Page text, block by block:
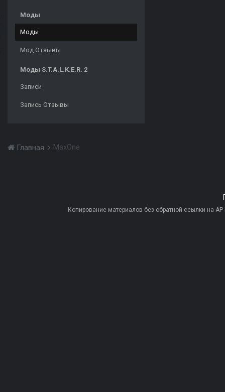
Моды
Моды
Мод Отзывы
Моды S.T.A.L.K.E.R. 2
Записи
Запись Отзывы
Главная MaxOne
Копирование материалов без обратной ссылки на